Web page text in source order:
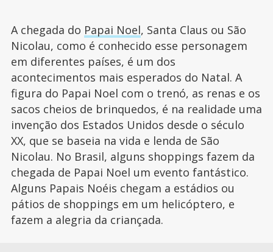
A chegada do Papai Noel, Santa Claus ou São
Nicolau, como é conhecido esse personagem
em diferentes países, é um dos
acontecimentos mais esperados do Natal. A
figura do Papai Noel com o trenó, as renas e os
sacos cheios de brinquedos, é na realidade uma
invenção dos Estados Unidos desde o século
XX, que se baseia na vida e lenda de São
Nicolau. No Brasil, alguns shoppings fazem da
chegada de Papai Noel um evento fantástico.
Alguns Papais Noéis chegam a estádios ou
pátios de shoppings em um helicóptero, e
fazem a alegria da criançada.